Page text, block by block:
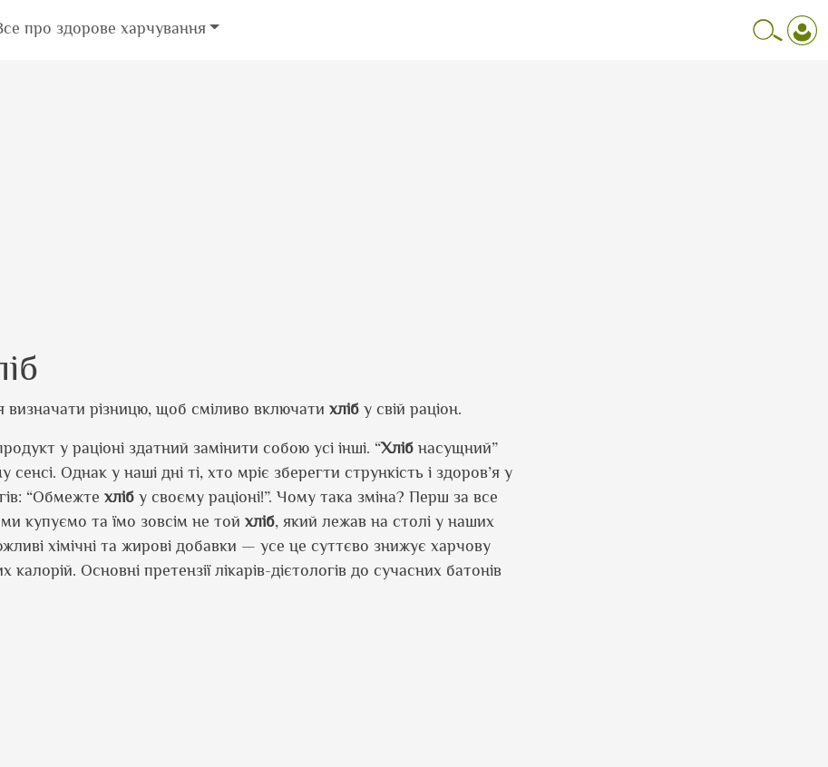
про здорове харчування
різницю, щоб сміливо включати хліб у свій раціон.
у раціоні здатний замінити собою усі інші. “Хліб насущний”
Однак у наші дні ті, хто мріє зберегти стрункість і здоров’я у
“Обмежте хліб у своєму раціоні!”. Чому така зміна? Перш за все
купуємо та їмо зовсім не той хліб, який лежав на столі у наших
хімічні та жирові добавки — усе це суттєво знижує харчову
Основні претензії лікарів-дієтологів до сучасних батонів